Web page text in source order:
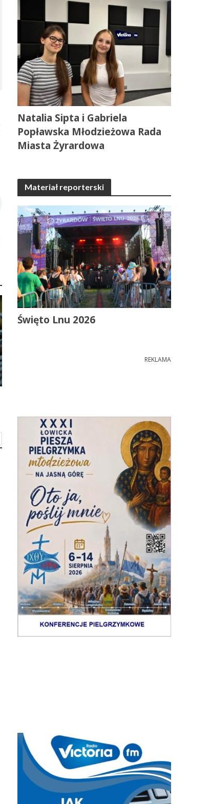
Natalia Sipta i Gabriela
Popławska Młodzieżowa Rada
Miasta Żyrardowa
Materiał reporterski
Święto Lnu 2026
REKLAMA